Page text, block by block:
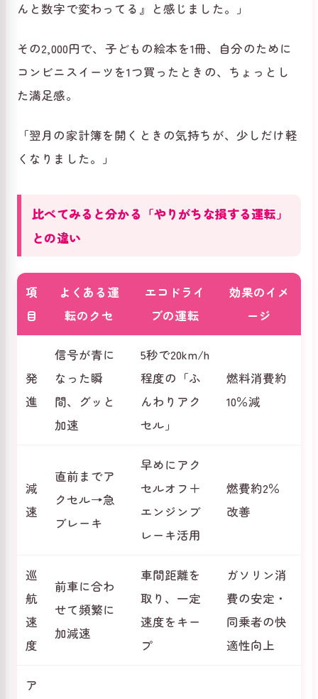
んと数字で変わってる』と感じました。」
その2,000円で、子どもの絵本を1冊、自分のために
コンビニスイーツを1つ買ったときの、ちょっとし
た満足感。
「翌月の家計簿を開くときの気持ちが、少しだけ軽
くなりました。」
比べてみると分かる「やりがちな損する運転」
との違い
項
目
よくある運
転のクセ
エコドライ
ブの運転
効果のイメ
ージ
発
進
信号が青に
なった瞬
間、グッと
加速
5秒で20km/h
程度の「ふ
んわりアク
セル」
燃料消費約
10％減
減
速
直前までア
クセル→急
ブレーキ
早めにアク
セルオフ＋
エンジンブ
レーキ活用
燃費約2％
改善
巡
航
速
度
前車に合わ
せて頻繁に
加減速
車間距離を
取り、一定
速度をキー
プ
ガソリン消
費の安定・
同乗者の快
適性向上
ア